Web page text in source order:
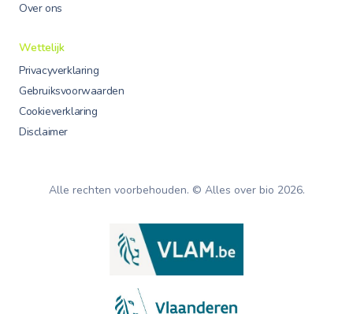
Over ons
Wettelijk
Privacyverklaring
Gebruiksvoorwaarden
Cookieverklaring
Disclaimer
Alle rechten voorbehouden. © Alles over bio 2026.